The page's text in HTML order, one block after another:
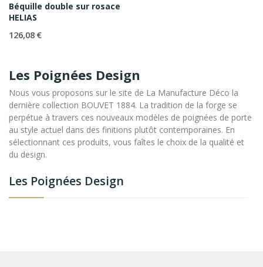
Les Poignées Design
Béquille double sur rosace
HELIAS
126,08 €
Les Poignées Design
Nous vous proposons sur le site de La Manufacture Déco la
dernière collection BOUVET 1884. La tradition de la forge se
perpétue à travers ces nouveaux modèles de poignées de porte
au style actuel dans des finitions plutôt contemporaines. En
sélectionnant ces produits, vous faîtes le choix de la qualité et
du design.